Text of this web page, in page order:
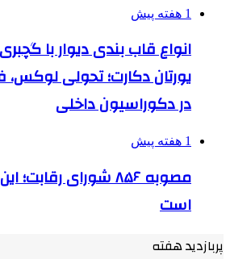
1 هفته پیش
انواع قاب بندی دیوار با
یورتان دکارت؛ تحولی
در دکوراسیون داخلی
1 هفته پیش
مصوبه ۸۵۶ شورای
است
پربازدید هفته